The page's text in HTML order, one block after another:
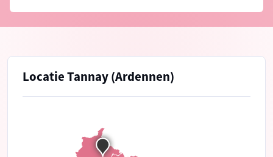
Locatie Tannay (Ardennen)